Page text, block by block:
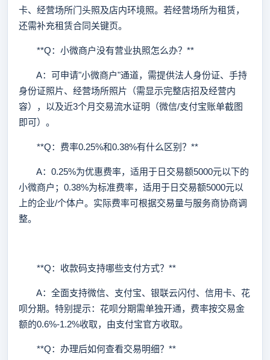
卡、经营场所门头照及店内环境照。若经营场所为租赁，
还需补充租赁合同关键页。
**Q：小微商户没有营业执照怎么办？**
A：可申请"小微商户"通道，需提供法人身份证、手持
身份证照片、经营场所照片（需显示完整店招及经营内
容），以及近3个月交易流水证明（微信/支付宝账单截图
即可）。
**Q：费率0.25%和0.38%有什么区别？**
A：0.25%为优惠费率，适用于日交易额5000元以下的
小微商户；0.38%为标准费率，适用于日交易额5000元以
上的企业/个体户。实际费率可根据交易量与服务商协商调
整。
**Q：收款码支持哪些支付方式？**
A：全面支持微信、支付宝、银联云闪付、信用卡、花
呗分期。特别提示：花呗分期需单独开通，费率按交易金
额的0.6%-1.2%收取，由支付宝官方收取。
**Q：办理后如何查看交易明细？**